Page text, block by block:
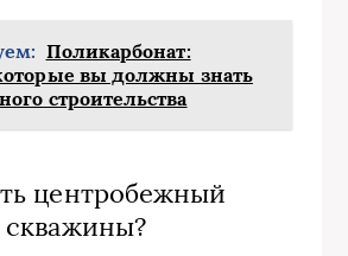
Поликарбонат:
вы должны знать
строительства
центробежный
скважины?